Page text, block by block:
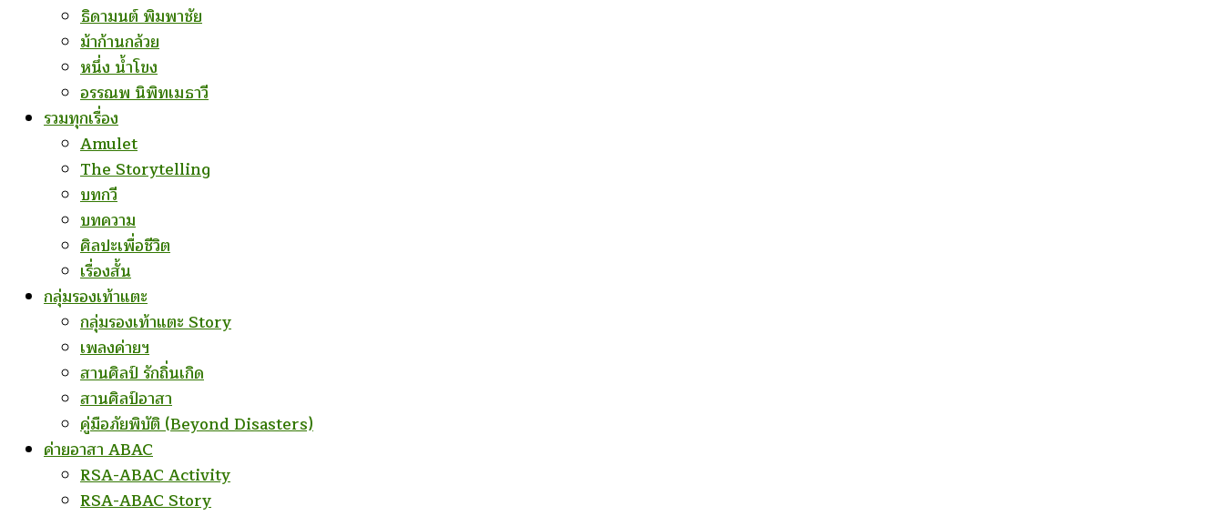
ธิดามนต์ พิมพาชัย
ม้าก้านกล้วย
หนึ่ง น้ำโขง
อรรณพ นิพิทเมธาวี
รวมทุกเรื่อง
Amulet
The Storytelling
บทกวี
บทความ
ศิลปะเพื่อชีวิต
เรื่องสั้น
กลุ่มรองเท้าแตะ
กลุ่มรองเท้าแตะ Story
เพลงค่ายฯ
สานศิลป์ รักถิ่นเกิด
สานศิลป์อาสา
คู่มือภัยพิบัติ (Beyond Disasters)
ค่ายอาสา ABAC
RSA-ABAC Activity
RSA-ABAC Story